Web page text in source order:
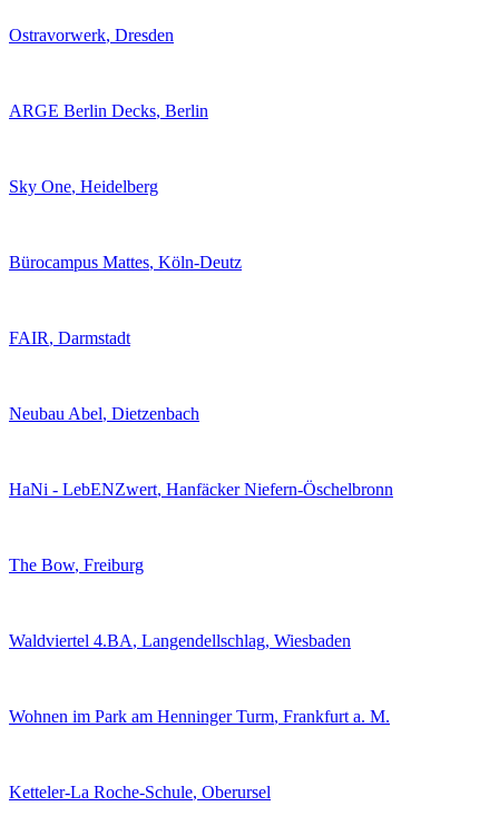
Ostravorwerk, Dresden
ARGE Berlin Decks, Berlin
Sky One, Heidelberg
Bürocampus Mattes, Köln-Deutz
FAIR, Darmstadt
Neubau Abel, Dietzenbach
HaNi - LebENZwert, Hanfäcker Niefern-Öschelbronn
The Bow, Freiburg
Waldviertel 4.BA, Langendellschlag, Wiesbaden
Wohnen im Park am Henninger Turm, Frankfurt a. M.
Ketteler-La Roche-Schule, Oberursel